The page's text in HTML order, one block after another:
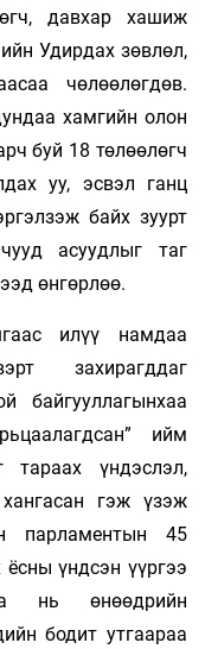
давхар хашиж
Удирдах зөвлөл,
чөлөөлөгдөв.
хамгийн олон
буй 18 төлөөлөгч
уу, эсвэл ганц
байх зуурт
асуудлыг таг
өнгөрлөө.
илүү намдаа
захирагддаг
байгууллагынхаа
ийм
тараах үндэслэл,
гэж үзэж
парламентын 45
үндсэн үүргээ
нь өнөөдрийн
бодит утгаараа